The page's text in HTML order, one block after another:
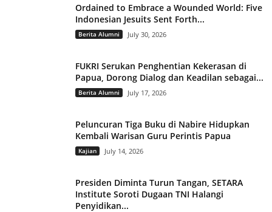
Ordained to Embrace a Wounded World: Five
Indonesian Jesuits Sent Forth...
Berita Alumni July 30, 2026
FUKRI Serukan Penghentian Kekerasan di
Papua, Dorong Dialog dan Keadilan sebagai...
Berita Alumni July 17, 2026
Peluncuran Tiga Buku di Nabire Hidupkan
Kembali Warisan Guru Perintis Papua
Kajian July 14, 2026
Presiden Diminta Turun Tangan, SETARA
Institute Soroti Dugaan TNI Halangi
Penyidikan...